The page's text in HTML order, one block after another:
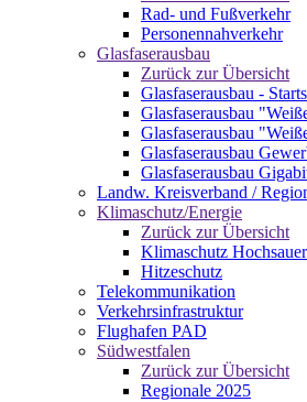
Rad- und Fußverkehr
Personennahverkehr
Glasfaserausbau
Zurück zur Übersicht
Glasfaserausbau -
Glasfaserausbau
Glasfaserausbau
Glasfaserausbau
Glasfaserausbau
Landw. Kreisverband /
Klimaschutz/Energie
Zurück zur Übersicht
Klimaschutz
Hitzeschutz
Telekommunikation
Verkehrsinfrastruktur
Flughafen PAD
Südwestfalen
Zurück zur Übersicht
Regionale 2025